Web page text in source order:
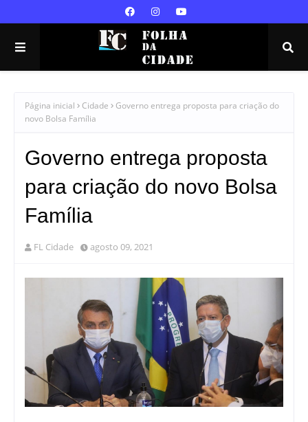
Página inicial Cidade
Governo entrega proposta para criação do
novo Bolsa Família
Governo entrega proposta
para criação do novo Bolsa
Família
FL Cidade agosto 09, 2021